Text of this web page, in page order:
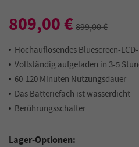
809,00 €899,00 €
Hochauflösendes Bluescreen-
Vollständig aufgeladen in 3-5
60-120 Minuten Nutzungsdauer
Das Batteriefach ist wasserdicht
Berührungsschalter
Lager-Optionen: